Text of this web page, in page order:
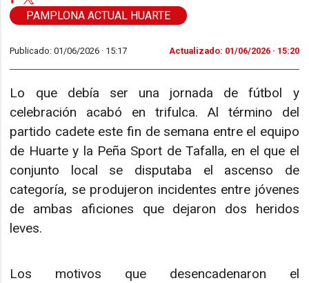
PAMPLONA ACTUAL HUARTE
Publicado: 01/06/2026 · 15:17 Actualizado: 01/06/2026 · 15:20
Lo que debía ser una jornada de fútbol y
celebración acabó en trifulca. Al término del
partido cadete este fin de semana entre el equipo
de Huarte y la Peña Sport de Tafalla, en el que el
conjunto local se disputaba el ascenso de
categoría, se produjeron incidentes entre jóvenes
de ambas aficiones que dejaron dos heridos
leves.
Los motivos que desencadenaron el